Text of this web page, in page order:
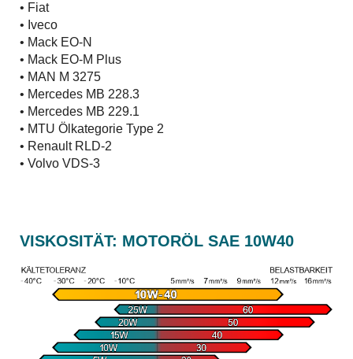
• Fiat
• Iveco
• Mack EO-N
• Mack EO-M Plus
• MAN M 3275
• Mercedes MB 228.3
• Mercedes MB 229.1
• MTU Ölkategorie Type 2
• Renault RLD-2
• Volvo VDS-3
VISKOSITÄT: MOTORÖL SAE 10W40